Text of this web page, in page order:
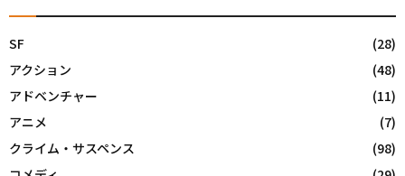
SF
(28)
アクション
(48)
アドベンチャー
(11)
アニメ
(7)
クライム・サスペンス
(98)